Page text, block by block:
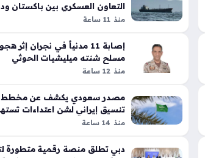
التعاون العسكري بين باكستان
الخليج العربي
منذ 11 ساعة
إصابة 11 مدنياً في نجران إثر
مسلح شنته ميليشيات الحوثي
الحدودية
منذ 12 ساعة
مصدر سعودي يكشف عن مخطط
تنسيق إيراني لشن اعتداءات
أمن المملكة
منذ 14 ساعة
دبي تطلق منصة رقمية متطورة